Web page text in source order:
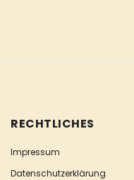
RECHTLICHES
Impressum
Datenschutzerklärung